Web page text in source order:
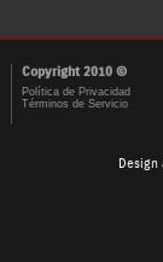
Copyright 2010 ©
Política de Privacidad
Términos de Servicio